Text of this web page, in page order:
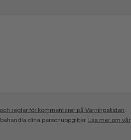
regler för kommentarer på Varningslistan
dina personuppgifter.
Läs mer om vår